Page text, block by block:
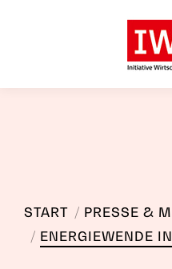
START
PRESSE &
ENERGIEWENDE